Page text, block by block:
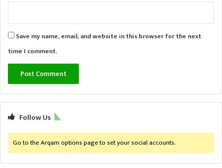
Save my name, email, and website in this browser for the next
time I comment.
Follow Us
Go to the Arqam options page to set your social accounts.